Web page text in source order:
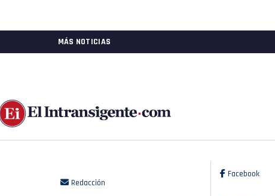
MÁS NOTICIAS
Redacción
Facebook